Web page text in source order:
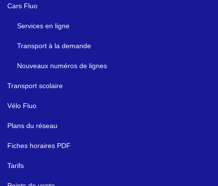
Cars Fluo
Services en ligne
Transport à la demande
Nouveaux numéros de lignes
Transport scolaire
Vélo Fluo
Plans du réseau
Fiches horaires PDF
Tarifs